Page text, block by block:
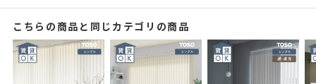
こちらの商品と同じカテゴリの商品